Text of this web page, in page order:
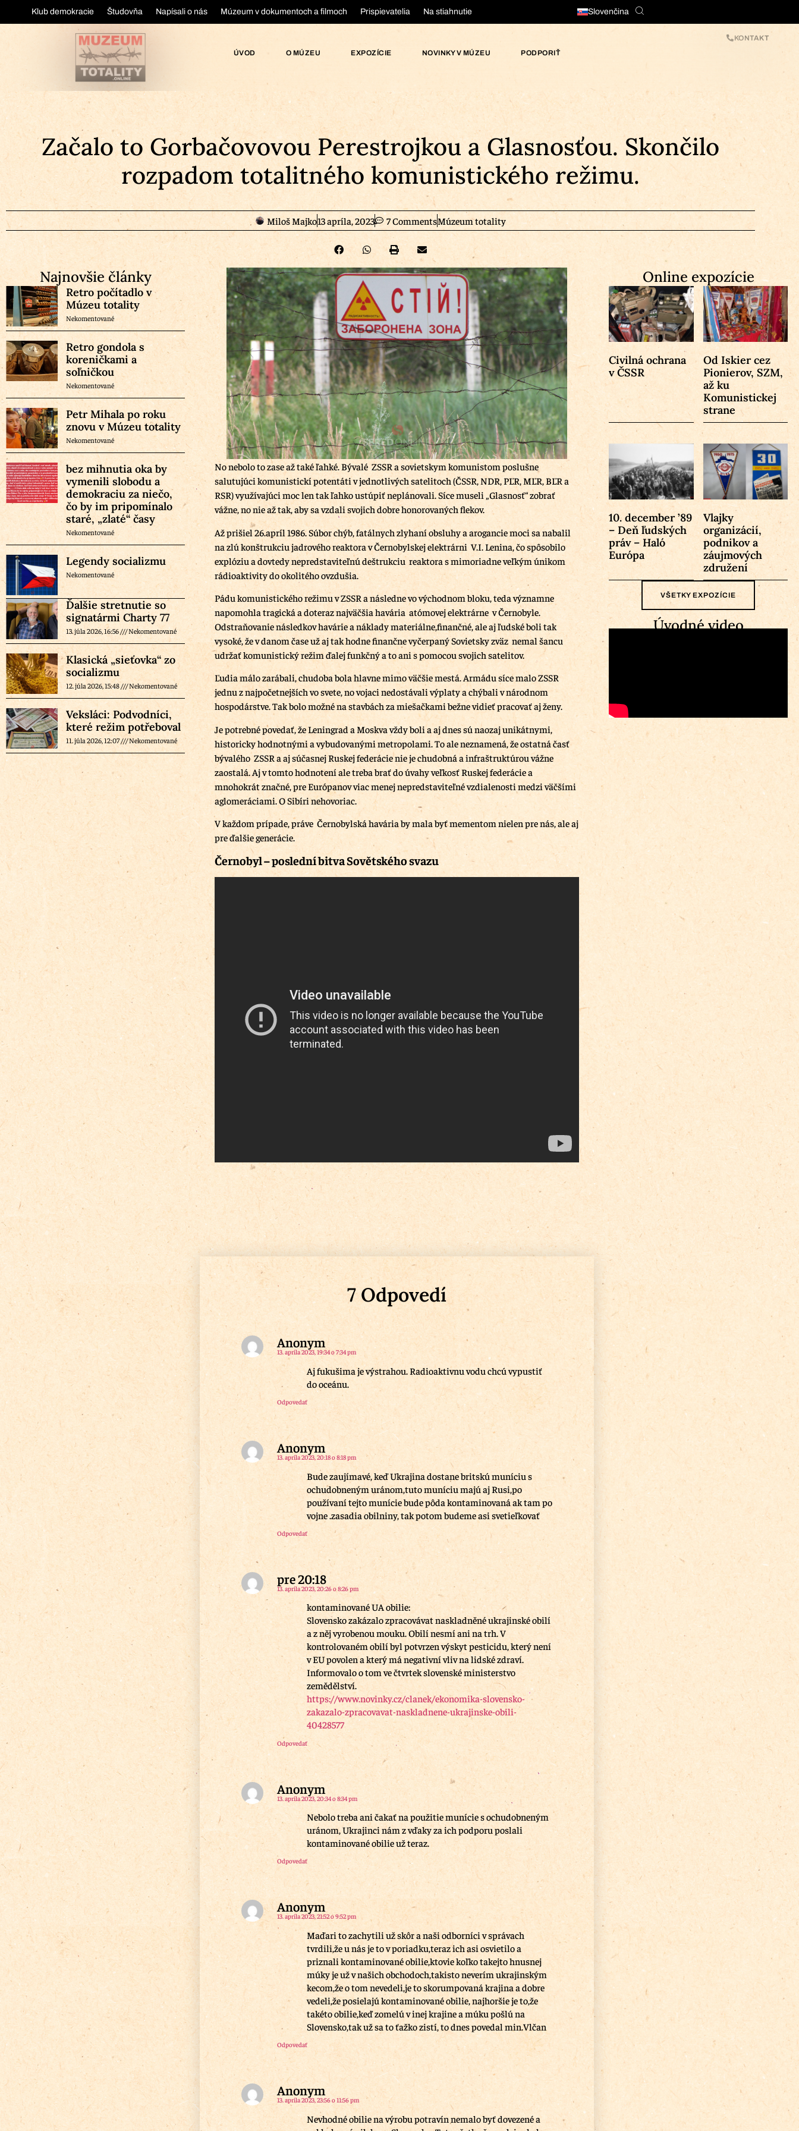
Klub demokracie Študovňa Napísali o nás Múzeum v dokumentoch a filmoch Prispievatelia Na stiahnutie Slovenčina
ÚVOD O MÚZEU EXPOZÍCIE NOVINKY V MÚZEU PODPORIŤ
KONTAKT
Začalo to Gorbačovovou Perestrojkou a Glasnosťou. Skončilo
rozpadom totalitného komunistického režimu.
Miloš Majko13 apríla, 2023 7 CommentsMúzeum totality
Najnovšie články
Retro počítadlo v
Múzeu totality
Nekomentované
Retro gondola s
koreničkami a
soľničkou
Nekomentované
Petr Mihala po roku
znovu v Múzeu totality
Nekomentované
bez mihnutia oka by
vymenili slobodu a
demokraciu za niečo,
čo by im pripomínalo
staré, „zlaté“ časy
Nekomentované
Legendy socializmu
Nekomentované
Ďalšie stretnutie so
signatármi Charty 77
13. júla 2026, 16:56 Nekomentované
Klasická „sieťovka“ zo
socializmu
12. júla 2026, 15:48 Nekomentované
Veksláci: Podvodníci,
které režim potřeboval
11. júla 2026, 12:07 Nekomentované
No nebolo to zase až také ľahké. Bývalé ZSSR a sovietskym komunistom poslušne
salutujúci komunistickí potentáti v jednotlivých satelitoch (ČSSR, NDR, PĽR, MĽR, BĽR a
RSR) využívajúci moc len tak ľahko ustúpiť neplánovali. Síce museli „Glasnosť“ zobrať
vážne, no nie až tak, aby sa vzdali svojich dobre honorovaných flekov.
Až prišiel 26.apríl 1986. Súbor chýb, fatálnych zlyhaní obsluhy a arogancie moci sa nabalil
na zlú konštrukciu jadrového reaktora v Černobylskej elektrárni V.I. Lenina, čo spôsobilo
explóziu a dovtedy nepredstaviteľnú deštrukciu reaktora s mimoriadne veľkým únikom
rádioaktivity do okolitého ovzdušia.
Pádu komunistického režimu v ZSSR a následne vo východnom bloku, teda významne
napomohla tragická a doteraz najväčšia havária atómovej elektrárne v Černobyle.
Odstraňovanie následkov havárie a náklady materiálne,finančné, ale aj ľudské boli tak
vysoké, že v danom čase už aj tak hodne finančne vyčerpaný Sovietsky zväz nemal šancu
udržať komunistický režim ďalej funkčný a to ani s pomocou svojich satelitov.
Ľudia málo zarábali, chudoba bola hlavne mimo väčšie mestá. Armádu síce malo ZSSR
jednu z najpočetnejších vo svete, no vojaci nedostávali výplaty a chýbali v národnom
hospodárstve. Tak bolo možné na stavbách za miešačkami bežne vidieť pracovať aj ženy.
Je potrebné povedať, že Leningrad a Moskva vždy boli a aj dnes sú naozaj unikátnymi,
historicky hodnotnými a vybudovanými metropolami. To ale neznamená, že ostatná časť
bývalého ZSSR a aj súčasnej Ruskej federácie nie je chudobná a infraštruktúrou vážne
zaostalá. Aj v tomto hodnotení ale treba brať do úvahy veľkosť Ruskej federácie a
mnohokrát značné, pre Európanov viac menej nepredstaviteľné vzdialenosti medzi väčšími
aglomeráciami. O Sibíri nehovoriac.
V každom prípade, práve Černobylská havária by mala byť mementom nielen pre nás, ale aj
pre ďalšie generácie.
Černobyl – poslední bitva Sovětského svazu
Online expozície
Civilná ochrana
v ČSSR
Od Iskier cez
Pionierov, SZM,
až ku
Komunistickej
strane
10. december ’89
– Deň ľudských
práv – Haló
Európa
Vlajky
organizácií,
podnikov a
záujmových
združení
VŠETKY EXPOZÍCIE
Úvodné video
7 Odpovedí
Anonym
13. apríla 2023, 19:34 o 7:34 pm
Aj fukušima je výstrahou. Radioaktivnu vodu chcú vypustiť
do oceánu.
Odpovedať
Anonym
13. apríla 2023, 20:18 o 8:18 pm
Bude zaujímavé, keď Ukrajina dostane britskú muníciu s
ochudobneným uránom,tuto muníciu majú aj Rusi,po
používaní tejto munície bude pôda kontaminovaná ak tam po
vojne .zasadia obilniny, tak potom budeme asi svetieľkovať
Odpovedať
pre 20:18
13. apríla 2023, 20:26 o 8:26 pm
kontaminované UA obilie:
Slovensko zakázalo zpracovávat naskladněné ukrajinské obilí
a z něj vyrobenou mouku. Obilí nesmí ani na trh. V
kontrolovaném obilí byl potvrzen výskyt pesticidu, který není
v EU povolen a který má negativní vliv na lidské zdraví.
Informovalo o tom ve čtvrtek slovenské ministerstvo
zemědělství.
https://www.novinky.cz/clanek/ekonomika-slovensko-
zakazalo-zpracovavat-naskladnene-ukrajinske-obili-
40428577
Odpovedať
Anonym
13. apríla 2023, 20:34 o 8:34 pm
Nebolo treba ani čakať na použitie munície s ochudobneným
uránom, Ukrajinci nám z vďaky za ich podporu poslali
kontaminované obilie už teraz.
Odpovedať
Anonym
13. apríla 2023, 21:52 o 9:52 pm
Maďari to zachytili už skôr a naši odborníci v správach
tvrdili,že u nás je to v poriadku,teraz ich asi osvietilo a
priznali kontaminované obilie,ktovie koľko takejto hnusnej
múky je už v našich obchodoch,takisto neverím ukrajinským
kecom,že o tom nevedeli,je to skorumpovaná krajina a dobre
vedeli,že posielajú kontaminované obilie, najhoršie je to,že
takéto obilie,keď zomelú v inej krajine a múku pošlú na
Slovensko,tak už sa to ťažko zistí, to dnes povedal min.Vlčan
Odpovedať
Anonym
13. apríla 2023, 23:56 o 11:56 pm
Nevhodné obilie na výrobu potravín nemalo byť dovezené a